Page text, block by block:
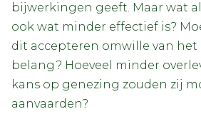
bijwerkingen geeft. Maar wat
ook wat minder effectief is?
dit accepteren omwille van
belang? Hoeveel minder
kans op genezing zouden zij
aanvaarden?